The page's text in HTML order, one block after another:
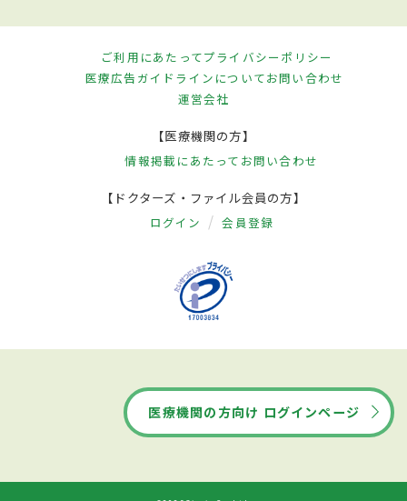
ご利用にあたってプライバシーポリシー
医療広告ガイドラインについてお問い合わせ
運営会社
【医療機関の方】
情報掲載にあたって お問い合わせ
【ドクターズ・ファイル会員の方】
ログイン 会員登録
医療機関の方向け ログインページ